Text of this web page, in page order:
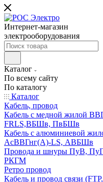
Интернет-магазин
электрооборудования
Каталог
По всему сайту
По каталогу
Каталог
Кабель, провод
Кабель с медной жилой
FRLS,ВБШв, ПвБШв
Кабель с алюминиевой
АсВВГнг(А)-LS, АВБШв
Провода и шнуры ПуВ,
РКГМ
Ретро провод
Кабель и провод связи